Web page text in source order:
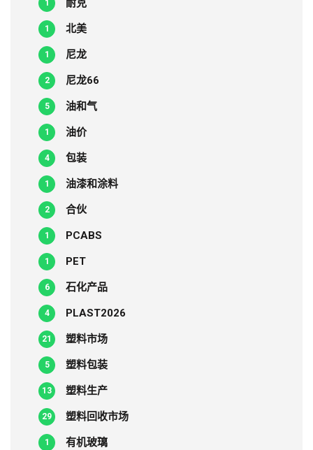
耐克
1
北美
1
尼龙
1
尼龙66
2
油和气
5
油价
1
包装
4
油漆和涂料
1
合伙
2
PCABS
1
PET
1
石化产品
6
PLAST2026
4
塑料市场
21
塑料包装
5
塑料生产
13
塑料回收市场
29
有机玻璃
1